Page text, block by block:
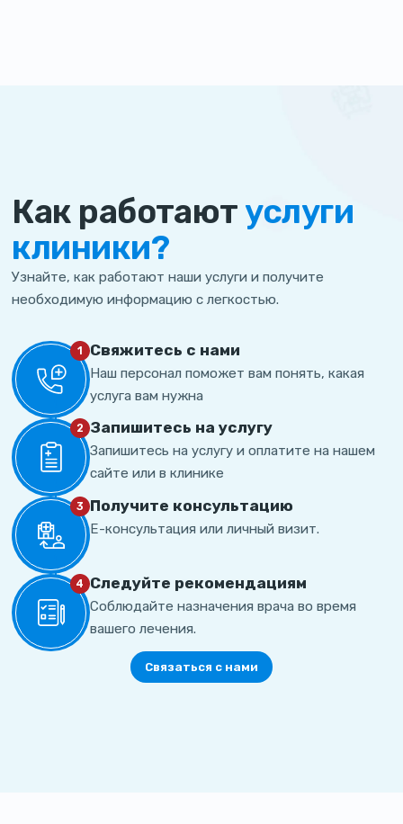
Как работают услуги
клиники?
Узнайте, как работают наши услуги и получите
необходимую информацию с легкостью.
1 Свяжитесь с нами
Наш персонал поможет вам понять, какая
услуга вам нужна
2 Запишитесь на услугу
Запишитесь на услугу и оплатите на нашем
сайте или в клинике
3 Получите консультацию
Е-консультация или личный визит.
4 Cледуйте рекомендациям
Соблюдайте назначения врача во время
вашего лечения.
Связаться с нами